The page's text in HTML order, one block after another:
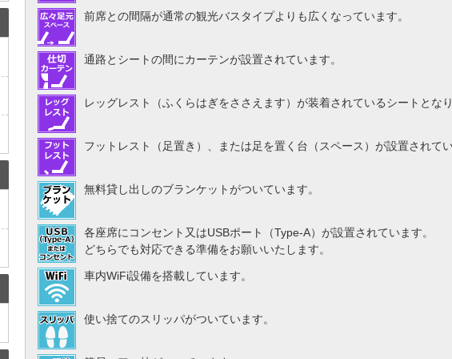
前席との間隔が通常の観光バスタイプよりも広くなっています。
通路とシートの間にカーテンが設置されています。
レッグレスト（ふくらはぎをささえます）が装着されているシートとなり
フットレスト（足置き）、または足を置く台（スペース）が設置されてい
無料貸し出しのブランケットがついています。
各座席にコンセント又はUSBポート（Type-A）が設置されています。
どちらでも対応できる準備をお願いいたします。
車内WiFi設備を搭載しています。
使い捨てのスリッパがついています。